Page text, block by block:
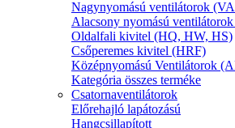
Nagynyomású ventilátorok
Alacsony nyomású
Oldalfali kivitel (HQ, HW, HS)
Csőperemes kivitel (HRF)
Középnyomású Ventilátorok
Kategória összes terméke
Csatornaventilátorok
Előrehajló lapátozású
Hangcsillapított